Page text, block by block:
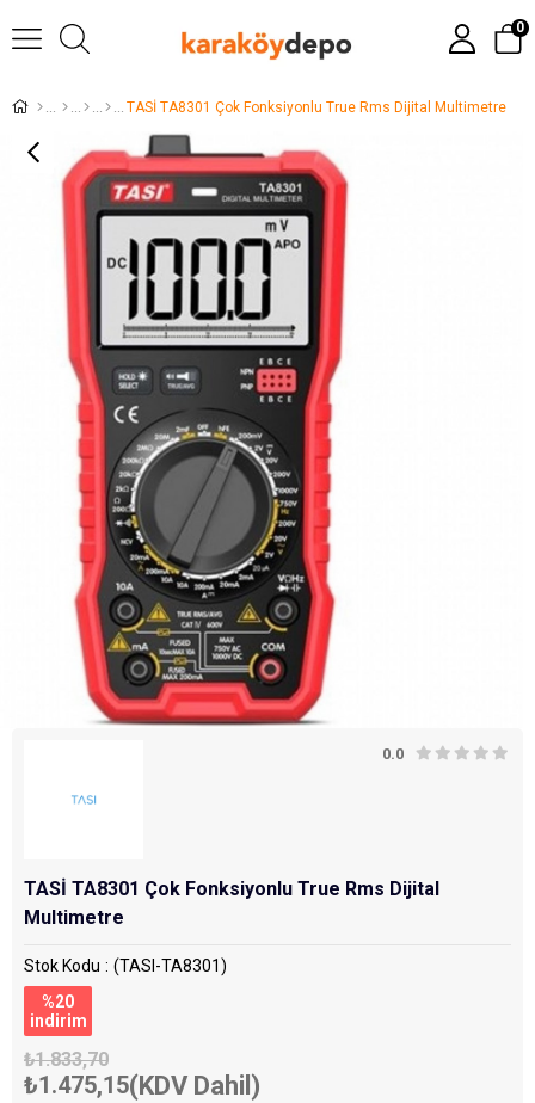
0
TASİ TA8301 Çok Fonksiyonlu True Rms Dijital Multimetre
0.0
TASİ TA8301 Çok Fonksiyonlu True Rms Dijital
Multimetre
Stok Kodu
(TASI-TA8301)
%20
i̇ndirim
₺1.833,70
₺1.475,15(KDV Dahil)